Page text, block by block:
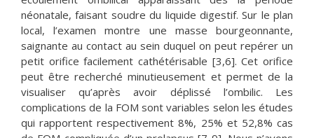
néonatale, faisant soudre du liquide digestif. Sur le plan
local, l’examen montre une masse bourgeonnante,
saignante au contact au sein duquel on peut repérer un
petit orifice facilement cathétérisable [3,6]. Cet orifice
peut être recherché minutieusement et permet de la
visualiser qu’après avoir déplissé l’ombilic. Les
complications de la FOM sont variables selon les études
qui rapportent respectivement 8%, 25% et 52,8% cas